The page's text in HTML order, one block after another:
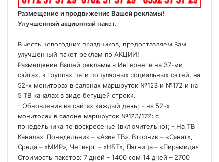
Размещение и продвижение Вашей рекламы!
Улучшенный акционный пакет.
В честь новогодних праздников, предоставляем Вам
улучшенный пакет реклам по АКЦИИ!
Размещение Вашей рекламы в Интернете на 37-ми
сайтах, в группах пяти популярных социальных сетей, на
52-х мониторах в салонах маршруток №123 и №172 и на
5 ТВ каналах в виде бегущей строки.
- Обновления на сайтах каждый день; - на 52-х
мониторах в салоне маршруток №123/172: с
понедельника по воскресенье (включительно); - На ТВ
Каналах: Понедельник – «Азия ТВ», Вторник – «Санат»,
Среда – «МИР», Четверг – «НБТ», Пятница – «Пирамида»
Стоимость пакетов: 7 дней – 1400 сом 14 дней – 2700